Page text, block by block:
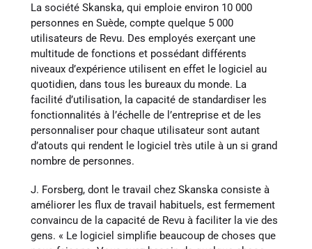
La société Skanska, qui emploie environ 10 000
personnes en Suède, compte quelque 5 000
utilisateurs de Revu. Des employés exerçant une
multitude de fonctions et possédant différents
niveaux d’expérience utilisent en effet le logiciel au
quotidien, dans tous les bureaux du monde. La
facilité d’utilisation, la capacité de standardiser les
fonctionnalités à l’échelle de l’entreprise et de les
personnaliser pour chaque utilisateur sont autant
d’atouts qui rendent le logiciel très utile à un si grand
nombre de personnes.
J. Forsberg, dont le travail chez Skanska consiste à
améliorer les flux de travail habituels, est fermement
convaincu de la capacité de Revu à faciliter la vie des
gens. « Le logiciel simplifie beaucoup de choses que